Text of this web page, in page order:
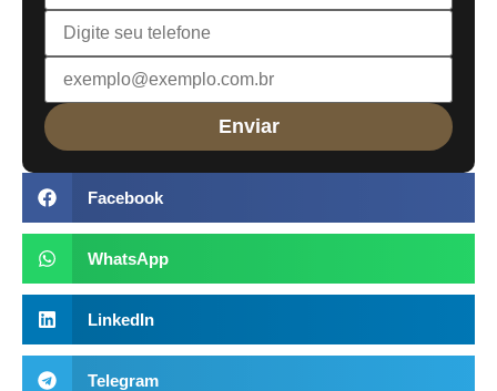
Facebook
WhatsApp
LinkedIn
Telegram